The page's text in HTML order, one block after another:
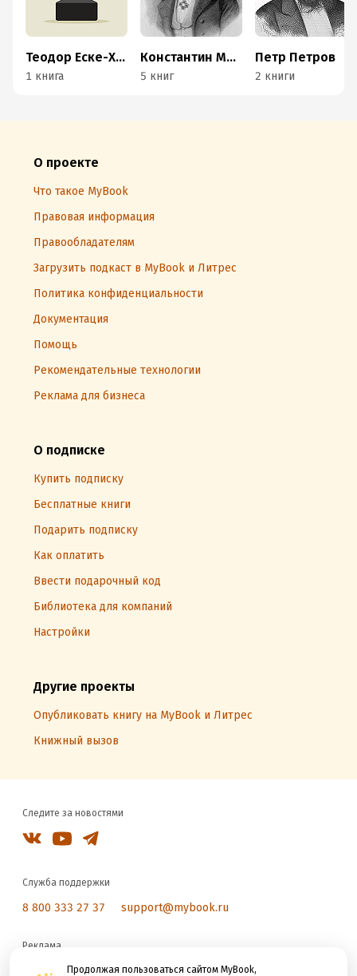
Продолжая пользоваться сайтом MyBook,
Теодор Еске-Хоинский
1 книга
Константин Масальский
5 книг
Петр Петров
2 книги
О проекте
Что такое MyBook
Правовая информация
Правообладателям
Загрузить подкаст в MyBook и Литрес
Политика конфиденциальности
Документация
Помощь
Рекомендательные технологии
Реклама для бизнеса
О подписке
Купить подписку
Бесплатные книги
Подарить подписку
Как оплатить
Ввести подарочный код
Библиотека для компаний
Настройки
Другие проекты
Опубликовать книгу на MyBook и Литрес
Книжный вызов
Следите за новостями
Служба поддержки
8 800 333 27 37 support@mybook.ru
Реклама
reklama@litres.ru